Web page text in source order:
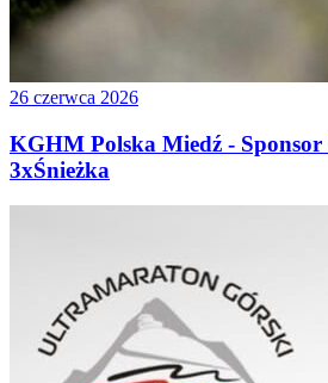
26 czerwca 2026
KGHM Polska Miedź - Sponsor
3xŚnieżka